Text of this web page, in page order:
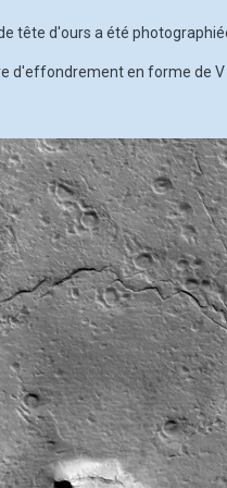
tête d'ours a été
d'effondrement en forme de